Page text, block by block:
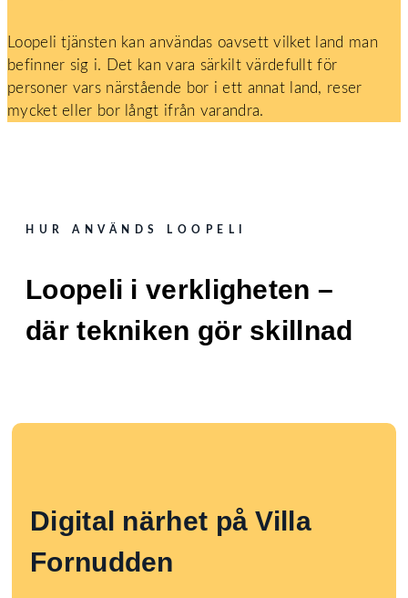
Loopeli tjänsten kan användas oavsett vilket land man
befinner sig i. Det kan vara särkilt värdefullt för
personer vars närstående bor i ett annat land, reser
mycket eller bor långt ifrån varandra.
HUR ANVÄNDS LOOPELI
Loopeli i verkligheten –
där tekniken gör skillnad
Digital närhet på Villa
Fornudden